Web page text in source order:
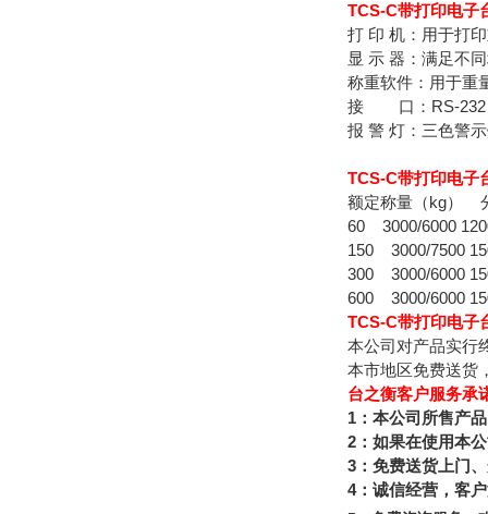
TCS-C带打印电子
打 印 机：用于打
显 示 器：满足不
称重软件：用于重
接 口：RS-232
报 警 灯：三色警
TCS-C带打印电子
额定称量（kg）
60 3000/6000
150 3000/7500
300 3000/6000
600 3000/6000
TCS-C带打印电子
本公司对产品实行
本市地区免费送货
台之衡客户服务承
1 ：本公司所售产品
2 ：如果在使用本
3 ：免费送货上门
4：诚信经营，客